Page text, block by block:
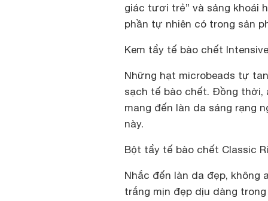
giác tươi trẻ” và sảng khoái
phần tự nhiên có trong sản
Kem tẩy tế bào chết
Những hạt microbeads tự
sạch tế bào chết. Đồng thời,
mang đến làn da sáng rạng
này.
Bột tẩy tế bào chết Classic
Nhắc đến làn da đẹp, không
trắng mịn đẹp dịu dàng